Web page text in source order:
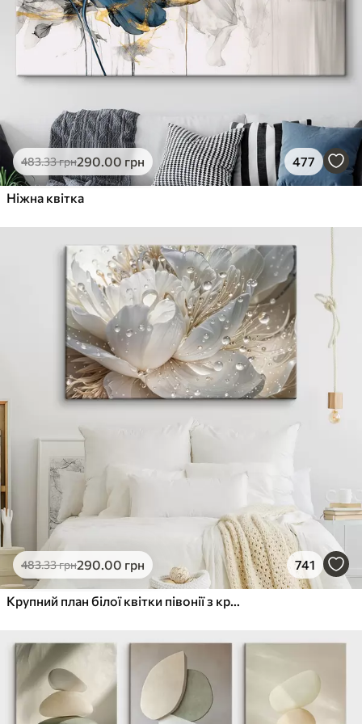
483.33грн290.00 грн 477
Ніжна квітка
483.33грн290.00 грн 741
Крупний план білої квітки півонії з крапельками води на пелюстках на розмитому фоні